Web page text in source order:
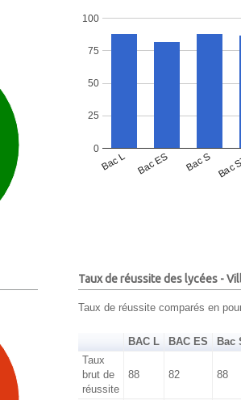
Bac L Bac ES Bac S Bac
0
25
50
75
100
Taux de réussite des lycées -
Taux de réussite comparés en
BAC L BAC ES Bac
Taux
brut de
réussite
88 82 88